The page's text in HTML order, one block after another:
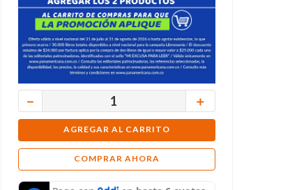
＋
－
AGREGAR AL CARRITO
COMPRAR AHORA